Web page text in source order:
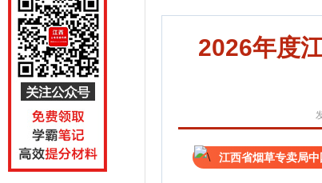
2026年度
江西省烟草专卖局